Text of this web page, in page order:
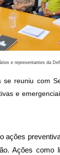
e representantes da
reuniu com
e
ações
Ações como